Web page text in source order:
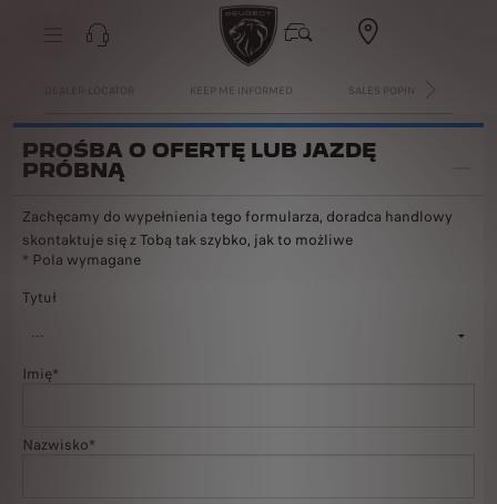
DEALER-LOCATOR KEEP ME INFORMED SALES POPIN
PROŚBA O OFERTĘ LUB JAZDĘ
PRÓBNĄ
Zachęcamy do wypełnienia tego formularza, doradca handlowy
skontaktuje się z Tobą tak szybko, jak to możliwe
* Pola wymagane
Tytuł
Imię*
Nazwisko*